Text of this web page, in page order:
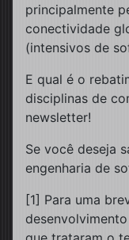
principalmente
conectividade
(intensivos de
E qual é o
disciplinas de
newsletter!
Se você deseja
engenharia de
[1] Para uma